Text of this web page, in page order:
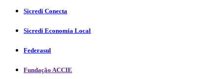
Sicredi Conecta
Sicredi Economia Local
Federasul
Fundação ACCIE